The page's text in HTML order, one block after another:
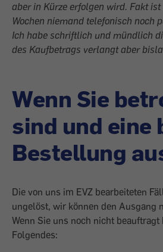
aber in Kürze erfolgen wird. Fakt
Wochen niemand telefonisch noch
Ich habe schriftlich und mündlich
des Kaufbetrags verlangt aber
Wenn Sie
sind und eine
Bestellung
Die von uns im EVZ bearbeiteten
ungelöst, wir können den Ausgang
Wenn Sie uns noch nicht beauftragt
Folgendes: